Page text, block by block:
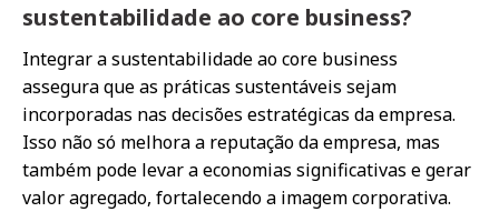
sustentabilidade ao core business?
Integrar a sustentabilidade ao core business
assegura que as práticas sustentáveis sejam
incorporadas nas decisões estratégicas da empresa.
Isso não só melhora a reputação da empresa, mas
também pode levar a economias significativas e gerar
valor agregado, fortalecendo a imagem corporativa.